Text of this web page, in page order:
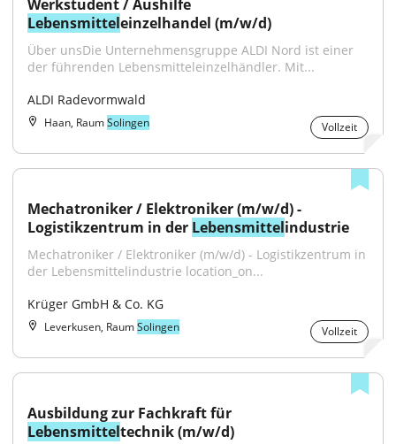
Lebensmitteleinzelhandel (m/w/d)
Über unsDie Unternehmensgruppe ALDI Nord ist einer
der führenden Lebensmitteleinzelhändler. Mit...
ALDI Radevormwald
Haan, RaumSolingen Vollzeit
Mechatroniker / Elektroniker (m/w/d) -
Logistikzentrum in der Lebensmittelindustrie
Mechatroniker / Elektroniker (m/w/d) - Logistikzentrum in
der Lebensmittelindustrie location_on...
Krüger GmbH & Co. KG
Leverkusen, RaumSolingen Vollzeit
Lebensmitteltechnik (m/w/d)